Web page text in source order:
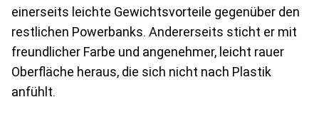
einerseits leichte Gewichtsvorteile gegenüber den
restlichen Powerbanks. Andererseits sticht er mit
freundlicher Farbe und angenehmer, leicht rauer
Oberfläche heraus, die sich nicht nach Plastik
anfühlt.